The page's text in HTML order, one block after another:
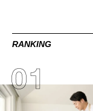
RANKING